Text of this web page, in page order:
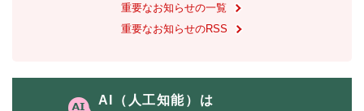
重要なお知らせの一覧
重要なお知らせのRSS
AI（人工知能）は